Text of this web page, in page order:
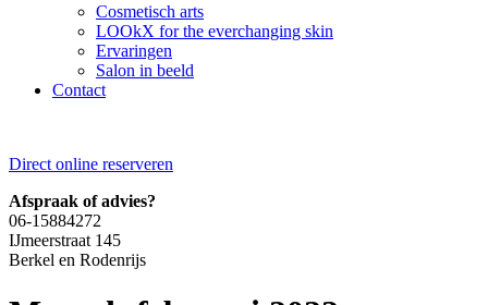
Cosmetisch arts
LOOkX for the everchanging skin
Ervaringen
Salon in beeld
Contact
Direct online reserveren
Afspraak of advies?
06-15884272
IJmeerstraat 145
Berkel en Rodenrijs